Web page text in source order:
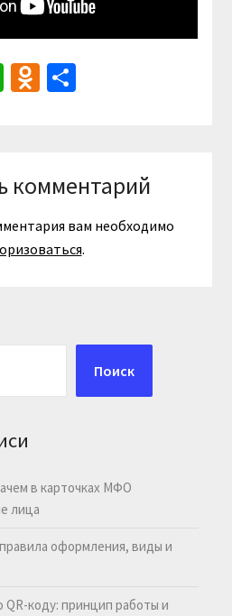
WhatsApp
Odnoklassniki
Отправить
комментарий
вам необходимо
.
Поиск
в карточках МФО
лица
оформления, виды и
коду: принцип работы и